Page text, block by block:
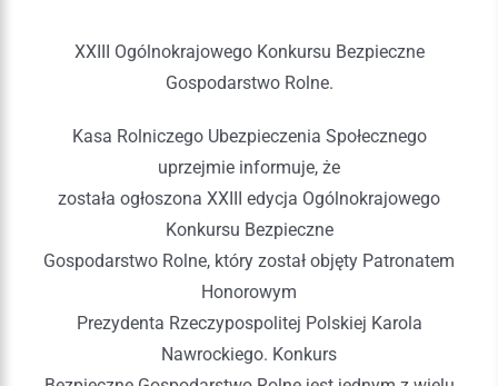
XXIII Ogólnokrajowego Konkursu Bezpieczne
Gospodarstwo Rolne.
Kasa Rolniczego Ubezpieczenia Społecznego
uprzejmie informuje, że
została ogłoszona XXIII edycja Ogólnokrajowego
Konkursu Bezpieczne
Gospodarstwo Rolne, który został objęty Patronatem
Honorowym
Prezydenta Rzeczypospolitej Polskiej Karola
Nawrockiego. Konkurs